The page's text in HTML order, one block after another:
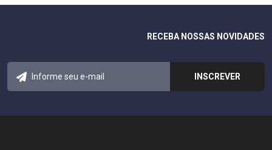
RECEBA NOSSAS NOVIDADES